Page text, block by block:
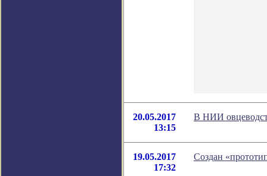
20.05.2017
13:15
В НИИ
19.05.2017
17:32
Создан